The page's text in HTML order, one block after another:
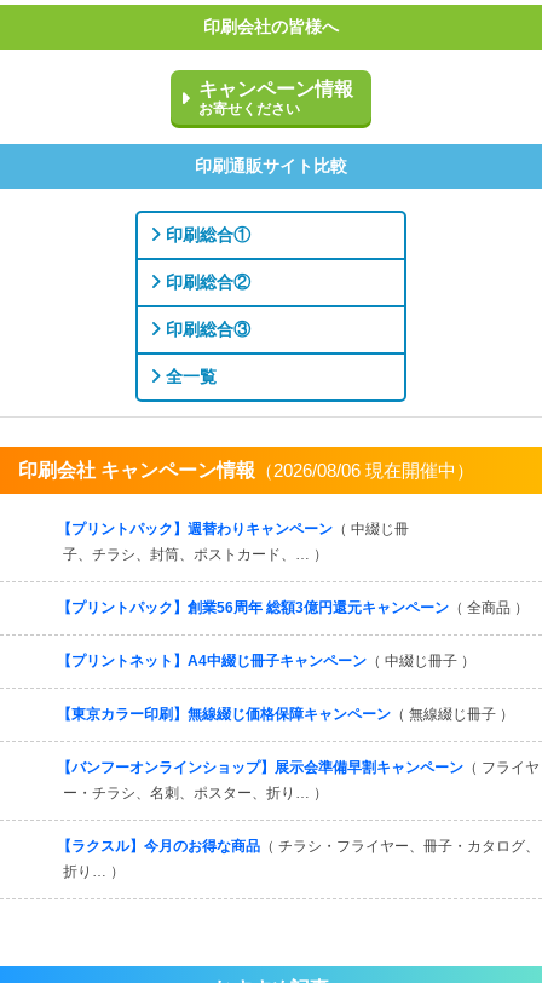
印刷会社の皆様へ
キャンペーン情報
お寄せください
印刷通販サイト比較
印刷総合①
印刷総合②
印刷総合③
全一覧
印刷会社 キャンペーン情報 （2026/08/06 現在開催中）
【プリントパック】週替わりキャンペーン （ 中綴じ冊
子、チラシ、封筒、ポストカード、… ）
【プリントパック】創業56周年 総額3億円還元キャンペーン （ 全商品 ）
【プリントネット】A4中綴じ冊子キャンペーン （ 中綴じ冊子 ）
【東京カラー印刷】無線綴じ価格保障キャンペーン （ 無線綴じ冊子 ）
【バンフーオンラインショップ】展示会準備早割キャンペーン （ フライヤ
ー・チラシ、名刺、ポスター、折り… ）
【ラクスル】今月のお得な商品 （ チラシ・フライヤー、冊子・カタログ、
折り… ）